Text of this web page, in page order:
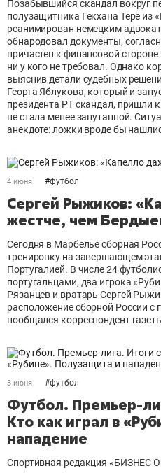
Позабывшийся скандал вокруг
полузащитника Гекхана Тере из
реанимирован немецким
обнародовал документы,
причастен к финансовой
ни у кого не требовал. Однако
выяснив детали судебных
Георга Яблукова, который и
президента РТ скандал, пришли
не стала менее запутанной.
анекдоте: ложки вроде бы
4 июня #футбол
Сергей Рыжиков:
жестче, чем
Сегодня в Марбелье сборная
тренировку на завершающем
Португалией. В числе 24
португальцами, два игрока
Рязанцев и вратарь Сергей
расположение сборной России с
пообщался корреспондент
3 июня #футбол
Футбол. Премьер-
Кто как играл в
нападение
Спортивная редакция «БИЗНЕС